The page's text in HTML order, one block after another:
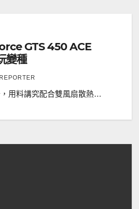
GTS 450 ACE
變種
REPORTER
用料講究配合雙風扇散熱…